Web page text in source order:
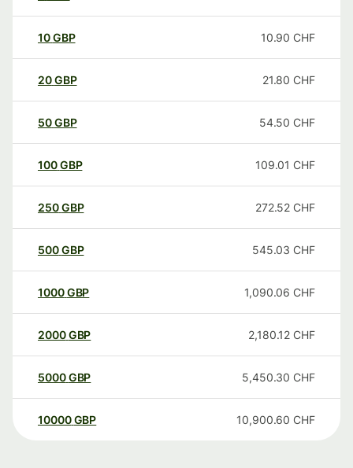
10GBP 10.90 CHF
20GBP 21.80 CHF
50GBP 54.50 CHF
100GBP 109.01 CHF
250GBP 272.52 CHF
500GBP 545.03 CHF
1000GBP 1,090.06 CHF
2000GBP 2,180.12 CHF
5000GBP 5,450.30 CHF
10000 GBP 10,900.60 CHF